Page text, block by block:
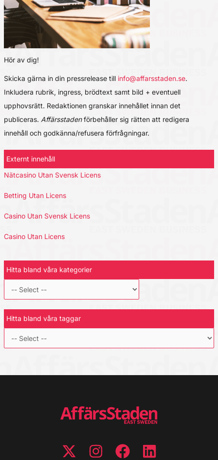
Hör av dig!
Skicka gärna in din pressrelease till info@affarsstaden.se.
Inkludera rubrik, ingress, brödtext samt bild + eventuell
upphovsrätt. Redaktionen granskar innehållet innan det
publiceras. Affärsstadenförbehåller sig rätten att redigera
innehåll och godkänna/refusera förfrågningar.
Externt innehåll
Nätcasino Utan Svensk Licens
Betting Utan Licens
Casino Utan Svensk Licens
Casino Utan Licens
Hitta bland våra kategorier
Hitta bland våra taggar